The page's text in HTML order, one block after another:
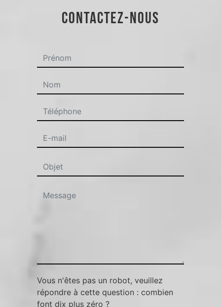
CONTACTEZ-NOUS
Vous n'êtes pas un robot, veuillez
répondre à cette question : combien
font dix plus zéro ?